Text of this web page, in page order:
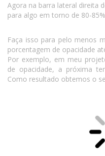
Agora na barra lateral direita
para algo em torno de 80-
Faça isso para pelo menos
porcentagem de opacidade
Por exemplo, em meu
de opacidade, a próxima
Como resultado obtemos o